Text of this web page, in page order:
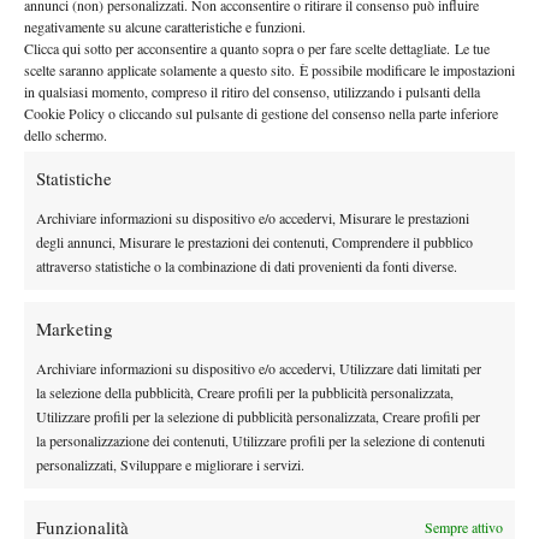
annunci (non) personalizzati. Non acconsentire o ritirare il consenso può influire
negativamente su alcune caratteristiche e funzioni.
Clicca qui sotto per acconsentire a quanto sopra o per fare scelte dettagliate. Le tue
scelte saranno applicate solamente a questo sito. È possibile modificare le impostazioni
in qualsiasi momento, compreso il ritiro del consenso, utilizzando i pulsanti della
Cookie Policy o cliccando sul pulsante di gestione del consenso nella parte inferiore
dello schermo.
Statistiche
Archiviare informazioni su dispositivo e/o accedervi, Misurare le prestazioni
degli annunci, Misurare le prestazioni dei contenuti, Comprendere il pubblico
attraverso statistiche o la combinazione di dati provenienti da fonti diverse.
Marketing
Archiviare informazioni su dispositivo e/o accedervi, Utilizzare dati limitati per
la selezione della pubblicità, Creare profili per la pubblicità personalizzata,
Utilizzare profili per la selezione di pubblicità personalizzata, Creare profili per
la personalizzazione dei contenuti, Utilizzare profili per la selezione di contenuti
personalizzati, Sviluppare e migliorare i servizi.
Funzionalità Sempre attivo
più difficile sulla terra.
Il feeling storico con l’erba si è riaccesoa Wimbledondovesi è
arresa solo alla sorella al quarto turnoal termine di un match
di qualità, destinato all’ennesimo nuovo capitolo pochi mesi
dopo sul cemento di
un tennis di qualità assoluta, come non sempre era successo in
quell’affare di famiglia. Alla fine Venus si era arresa sperando
Vinci aveva altri piani e l’azzurra interruppe i sogni di gloria
della famiglia Williams.
Ma se Serena ha deciso di prendersi una pausa,Venus si è
dedicata anima e corpocome poche altre volte negli ultimi anni
aveva fattoper poter chiudere la stagione al top
un match carico di mille significati si è giocata le sue carte